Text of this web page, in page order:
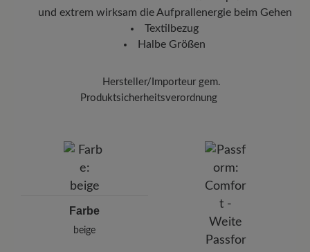
nachverfolgen, wo sich Ihr neues BÄR Lieblingsstück gerade
und extrem wirksam die Aufprallenergie beim Gehen
Textilbezug
Halbe Größen
Hersteller/Importeur gem.
Produktsicherheitsverordnung
Pleidelsheimer Str. 15/1, 74321 Bietigheim-Bissingen,
E-mail:
kundenbetreuung@baer-schuhe.de
Telefon: 0800 51 65 65 56 (gebührenfrei)
Farbe
beige